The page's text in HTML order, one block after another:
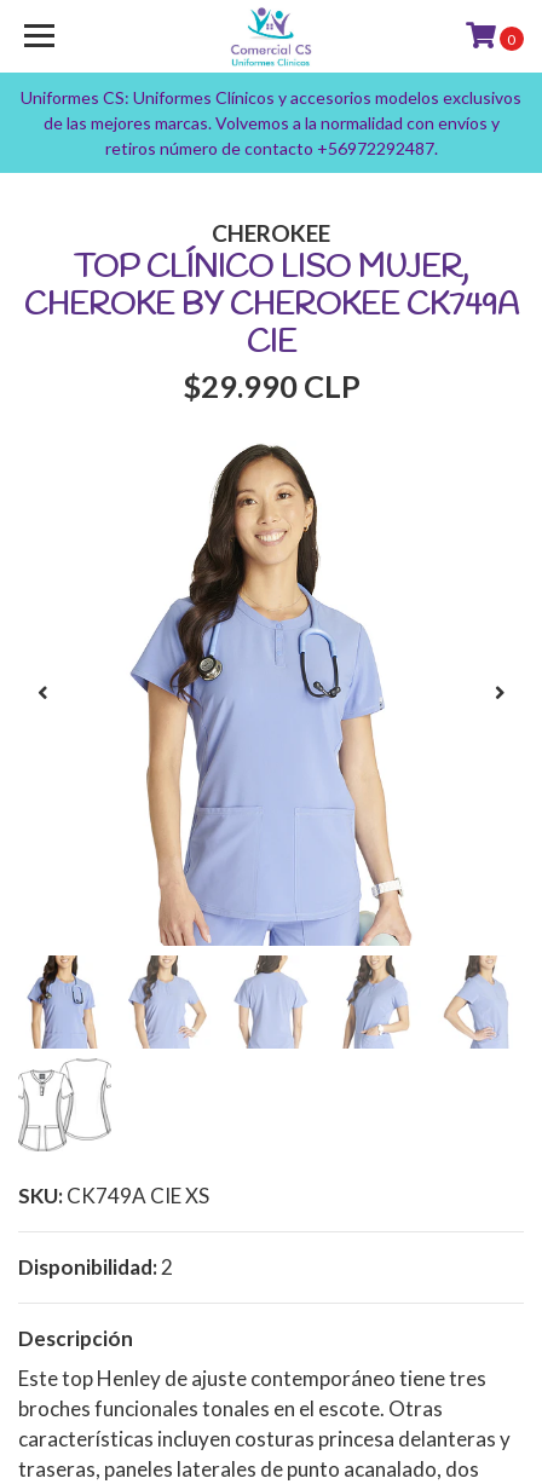
Uniformes CS: Uniformes Clínicos y accesorios modelos exclusivos
de las mejores marcas. Volvemos a la normalidad con envíos y
retiros número de contacto +56972292487.
0
CHEROKEE
TOP CLÍNICO LISO MUJER,
CHEROKE BY CHEROKEE CK749A
CIE
$29.990 CLP
SKU:CK749A CIE XS
Disponibilidad:2
Descripción
Este top Henley de ajuste contemporáneo tiene tres
broches funcionales tonales en el escote. Otras
características incluyen costuras princesa delanteras y
traseras, paneles laterales de punto acanalado, dos